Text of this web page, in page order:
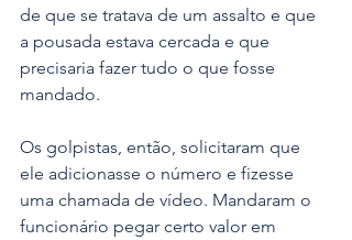
de que se tratava de um assalto e que
a pousada estava cercada e que
precisaria fazer tudo o que fosse
mandado.
Os golpistas, então, solicitaram que
ele adicionasse o número e fizesse
uma chamada de vídeo. Mandaram o
funcionário pegar certo valor em